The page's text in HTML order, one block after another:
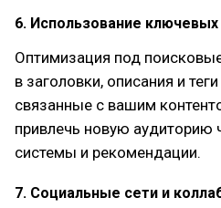
6. Использование ключевых
Оптимизация под
в заголовки, описания и
связанные с вашим
привлечь новую аудиторию
системы и рекомендации.
7. Социальные сети и